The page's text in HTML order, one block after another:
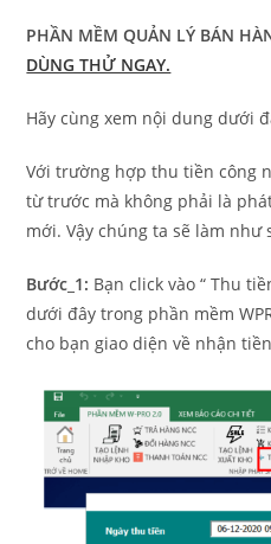
PHẦN MỀM QUẢN LÝ BÁN
DÙNG THỬ NGAY.
Hãy cùng xem nội dung dưới
Với trường hợp thu tiền công
từ trước mà không phải là
mới. Vậy chúng ta sẽ làm như
Bước_1: Bạn click vào “ Thu
dưới đây trong phần mềm
cho bạn giao diện về nhận